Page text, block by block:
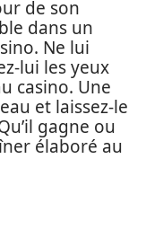
de son
dans un
Ne lui
lui les yeux
casino. Une
et laissez-le
gagne ou
élaboré au